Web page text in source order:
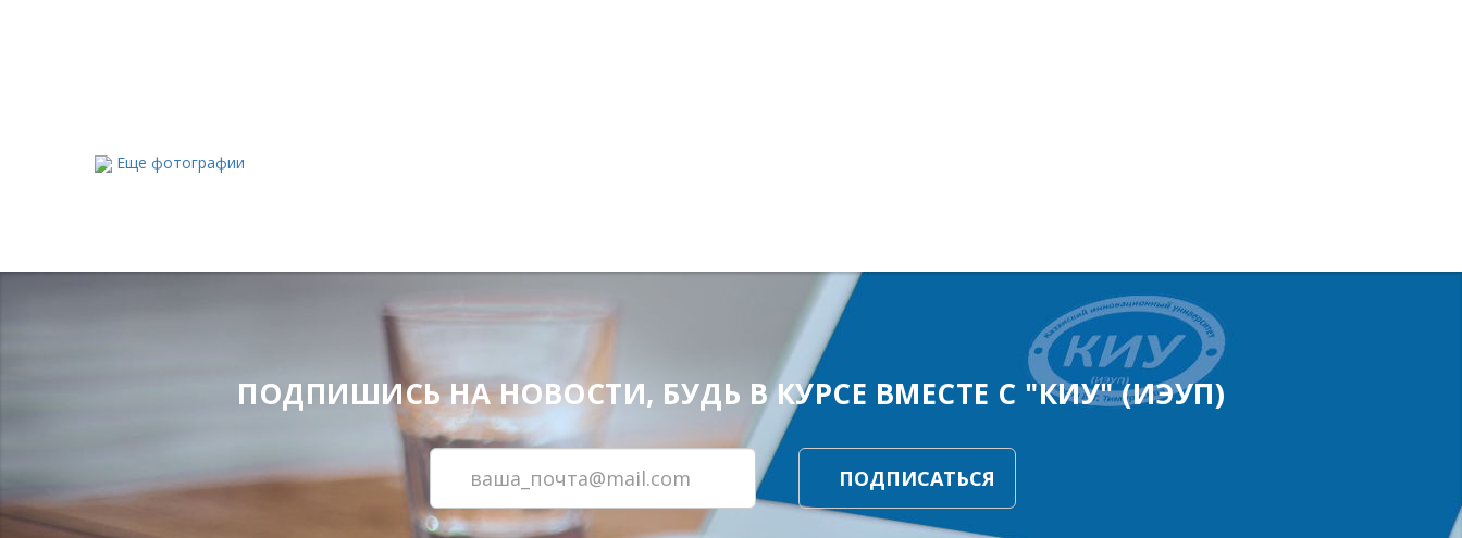
Еще фотографии
ПОДПИШИСЬ НА НОВОСТИ, БУДЬ В КУРСЕ ВМЕСТЕ С "КИУ" (ИЭУП)
ПОДПИСАТЬСЯ